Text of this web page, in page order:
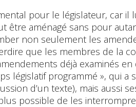
pour le législateur, car il
être aménagé sans pour
non seulement les
que les membres de la
déjà examinés en
législatif programmé », qui a
d’un texte), mais aussi
possible de les